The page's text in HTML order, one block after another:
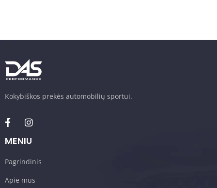
Kokybiškos prekės automobilių sportui.
MENIU
Pagrindinis
Apie mus